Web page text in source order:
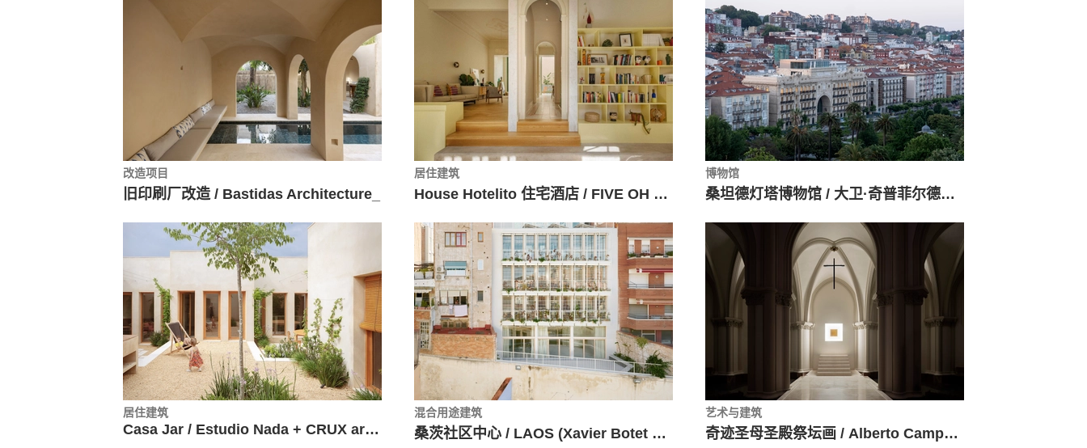
改造项目
旧印刷厂改造 / Bastidas Architecture_
居住建筑
House Hotelito 住宅酒店 / FIVE OH FIVE
博物馆
桑坦德灯塔博物馆 / 大卫·奇普菲尔德建筑事务所
居住建筑
Casa Jar / Estudio Nada + CRUX arquitectos
混合用途建筑
桑茨社区中心 / LAOS (Xavier Botet + Albert Saboya)
艺术与建筑
奇迹圣母圣殿祭坛画 / Alberto Campo Baeza